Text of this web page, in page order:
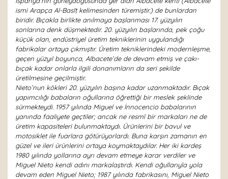
ismi Arapça Al-Basīṭ kelimesinden türemiştir.) de bunlardan
biridir. Bıçakla birlikte anılmaya başlanması 17. yüzyılın
sonlarına denk düşmektedir. 20. yüzyılın başlarında, pek çoğu
küçük olan, endüstriyel üretim tekniklerinin uygulandığı
fabrikalar ortaya çıkmıştır. Üretim tekniklerindeki modernleşme,
geçen yüzyıl boyunca, Albacete’de de devam etmiş ve çakı-
bıçak kadar onlarla ilgili donanımların da seri şekilde
üretilmesine geçilmiştir.
Nieto’nun kökleri 20. yüzyılın başına kadar uzanmaktadır. Bıçak
yapımcılığı babaların oğullarına öğrettiği bir meslek şeklinde
sürmekteydi. 1957 yılında Miguel ve İnnocencio babalarının
yanında faaliyete geçtiler; ancak ne resmî bir markaları ne de
üretim kapasiteleri bulunmaktaydı. Ürünlerini bir bavul ve
motosiklet ile fuarlara götürüyorlardı. Buna karşın zamanın en
güzel ve ileri ürünlerini ortaya koymaktaydılar. Her iki kardeş
1980 yılında yollarına ayrı devam etmeye karar verdiler ve
Miguel Nieto kendi adını markalaştırdı. Kendi oğullarıyla yola
devam eden Miguel Nieto; 1987 yılında fabrikasını, Miguel Nieto